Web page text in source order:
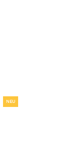
NEU